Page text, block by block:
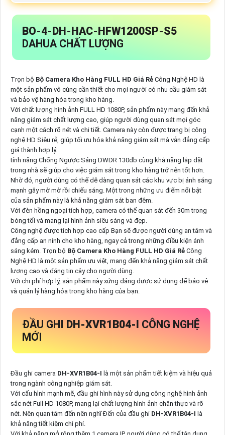
BO-4-DH-HAC-HFW1200SP-S5
DAHUA CHẤT LƯỢNG
Trọn bộ Bộ Camera Kho Hàng FULL HD Giá Rẻ Công Nghệ HD là
một sản phẩm vô cùng cần thiết cho mọi người có nhu cầu giám sát
và bảo vệ hàng hóa trong kho hàng.
Với chất lượng hình ảnh FULL HD 1080P, sản phẩm này mang đến khả
năng giám sát chất lượng cao, giúp người dùng quan sát mọi góc
cạnh một cách rõ nét và chi tiết. Camera này còn được trang bị công
nghệ HD Siêu rẻ, giúp tối ưu hóa khả năng giám sát mà vẫn đẳng cấp
giá thành hợp lý.
tính năng Chống Ngược Sáng DWDR 130db cùng khả năng lắp đặt
trong nhà sẽ giúp cho việc giám sát trong kho hàng trở nên tốt hơn.
Nhờ đó, người dùng có thể dễ dàng quan sát các khu vực bị ánh sáng
mạnh gây mờ mờ rồi chiếu sáng. Một trong những ưu điểm nổi bật
của sản phẩm này là khả năng giám sát ban đêm.
Với đèn hồng ngoại tích hợp, camera có thể quan sát đến 30m trong
bóng tối và mang lại hình ảnh siêu sáng và đẹp.
Công nghệ được tích hợp cao cấp Bạn sẽ được người dùng an tâm và
đẳng cấp an ninh cho kho hàng, ngay cả trong những điều kiện ánh
sáng kém. Trọn bộ Bộ Camera Kho Hàng FULL HD Giá Rẻ Công
Nghệ HD là một sản phẩm ưu việt, mang đến khả năng giám sát chất
lượng cao và đáng tin cậy cho người dùng.
Với chi phí hợp lý, sản phẩm này xứng đáng được sử dụng để bảo vệ
và quản lý hàng hóa trong kho hàng của bạn.
ĐẦU GHI DH-XVR1B04-I CÔNG NGHỆ
MỚI
Đầu ghi camera DH-XVR1B04-I là một sản phẩm tiết kiệm và hiệu quả
trong ngành công nghiệp giám sát.
Với cấu hình mạnh mẽ, đầu ghi hình này sử dụng công nghệ hình ảnh
sắc nét Full HD 1080P, mang lại chất lượng hình ảnh chân thực và rõ
nét. Nên quan tâm đến nên nghĩ Đến của đầu ghi DH-XVR1B04-I là
khả năng tiết kiệm chi phí.